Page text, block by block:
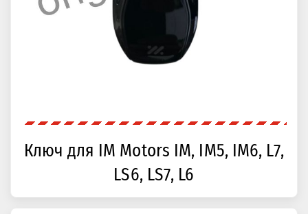
Ключ для IM Motors IM, IM5, IM6, L7,
LS6, LS7, L6